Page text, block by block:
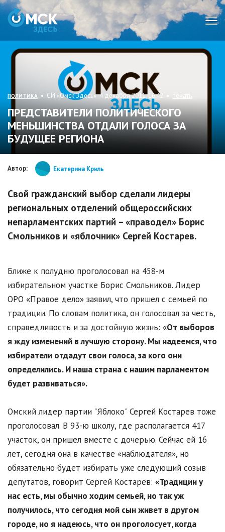
ПОЛИТИКА • СИ «Омск Здесь» 4 декабря 2011, 16:42 • печать
ПРЕДСТАВИТЕЛИ ПОЛИТИЧЕСКОГО
МЕНЬШИНСТВА ОТДАЛИ ГОЛОСА ЗА
БУДУЩЕЕ РЕГИОНА
Автор: Екатерина Криль
Свой гражданский выбор сделали лидеры
региональных отделений общероссийских
непарламентских партий – «праводел» Борис
Смольников и «яблочник» Сергей Костарев.
Ближе к полудню проголосовал на 458-м
избирательном участке Борис Смольников. Лидер
ОРО «Правое дело» заявил, что пришел с семьей по
традиции. По словам политика, он голосовал за честь,
справедливость и за достойную жизнь: «От выборов
я жду изменений в лучшую сторону. Мы надеемся, что
избиратели отдадут свои голоса, за кого они
определились. И наша страна с нашим парламентом
будет развиваться».
Омский лидер партии "Яблоко" Сергей Костарев тоже
проголосовал. В 93-ю школу, где располагается 417
участок, он пришел вместе с дочерью. Сейчас ей 16
лет, сегодня она в качестве «наблюдателя», но
обязательно будет избирать уже следующий созыв
депутатов, говорит Сергей Костарев: «Традиции у
нас есть, мы обычно ходим семьей, но так уж
получилось, что сегодня мой сын живет в другом
городе, но я надеюсь, что он проголосует, когда